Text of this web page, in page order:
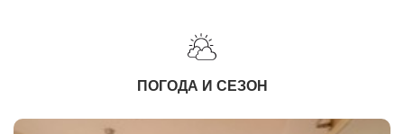
ПОГОДА И СЕЗОН